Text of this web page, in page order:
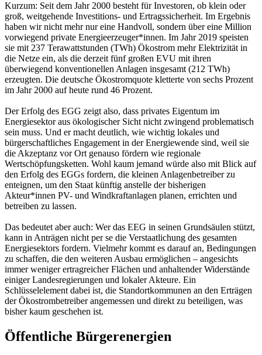
Kurzum: Seit dem Jahr 2000 besteht für Investoren, ob klein oder
groß, weitgehende Investitions- und Ertragssicherheit. Im Ergebnis
haben wir nicht mehr nur eine Handvoll, sondern über eine Million
vorwiegend private Energieerzeuger*innen. Im Jahr 2019 speisten
sie mit 237 Terawattstunden (TWh) Ökostrom mehr Elektrizität in
die Netze ein, als die derzeit fünf großen EVU mit ihren
überwiegend konventionellen Anlagen insgesamt (212 TWh)
erzeugten. Die deutsche Ökostromquote kletterte von sechs Prozent
im Jahr 2000 auf heute rund 46 Prozent.
Der Erfolg des EGG zeigt also, dass privates Eigentum im
Energiesektor aus ökologischer Sicht nicht zwingend problematisch
sein muss. Und er macht deutlich, wie wichtig lokales und
bürgerschaftliches Engagement in der Energiewende sind, weil sie
die Akzeptanz vor Ort genauso fördern wie regionale
Wertschöpfungsketten. Wohl kaum jemand würde also mit Blick auf
den Erfolg des EGGs fordern, die kleinen Anlagenbetreiber zu
enteignen, um den Staat künftig anstelle der bisherigen
Akteur*innen PV- und Windkraftanlagen planen, errichten und
betreiben zu lassen.
Das bedeutet aber auch: Wer das EEG in seinen Grundsäulen stützt,
kann in Anträgen nicht per se die Verstaatlichung des gesamten
Energiesektors fordern. Vielmehr kommt es darauf an, Bedingungen
zu schaffen, die den weiteren Ausbau ermöglichen – angesichts
immer weniger ertragreicher Flächen und anhaltender Widerstände
einiger Landesregierungen und lokaler Akteure. Ein
Schlüsselelement dabei ist, die Standortkommunen an den Erträgen
der Ökostrombetreiber angemessen und direkt zu beteiligen, was
bisher kaum geschehen ist.
Öffentliche Bürgerenergien